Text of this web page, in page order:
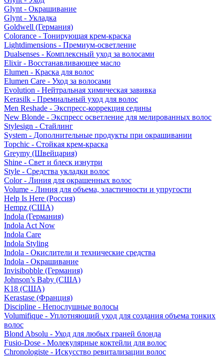
Glynt - Окрашивание
Glynt - Укладка
Goldwell (Германия)
Colorance - Тонирующая крем-краска
Lightdimensions - Премиум-осветление
Dualsenses - Комплексный уход за волосами
Elixir - Восстанавливающее масло
Elumen - Краска для волос
Elumen Care - Уход за волосами
Evolution - Нейтральная химическая завивка
Kerasilk - Премиальный уход для волос
Men Reshade - Экспресс-коррекция седины
New Blonde - Экспресс осветление для мелированных волос
Stylesign - Стайлинг
System - Дополнительные продукты при окрашивании
Topchic - Стойкая крем-краска
Greymy (Швейцария)
Shine - Свет и блеск изнутри
Style - Средства укладки волос
Color - Линия для окрашенных волос
Volume - Линия для объема, эластичности и упругости
Help Is Here (Россия)
Hempz (США)
Indola (Германия)
Indola Act Now
Indola Care
Indola Styling
Indola - Окислители и технические средства
Indola - Окрашивание
Invisibobble (Германия)
Johnson’s Baby (США)
K18 (США)
Kerastase (Франция)
Discipline - Непослушные волосы
Volumifique - Уплотняющий уход для создания объема тонких
волос
Blond Absolu - Уход для любых граней блонда
Fusio-Dose - Молекулярные коктейли для волос
Chronologiste - Искусство ревитализации волос